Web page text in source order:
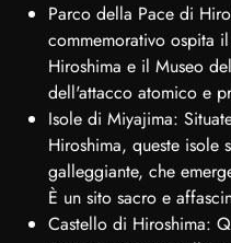
Parco della Pace di
commemorativo ospita
Hiroshima e il Museo
dell'attacco atomico e
Isole di Miyajima:
Hiroshima, queste isole
galleggiante, che
È un sito sacro e
Castello di Hiroshima: